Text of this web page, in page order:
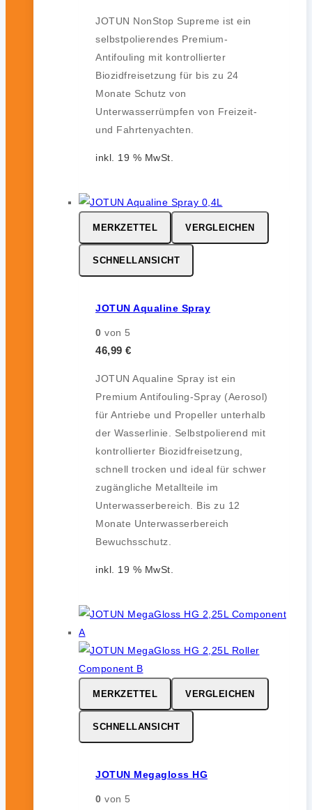
JOTUN NonStop Supreme ist ein
selbstpolierendes Premium-
Antifouling mit kontrollierter
Biozidfreisetzung für bis zu 24
Monate Schutz von
Unterwasserrümpfen von Freizeit-
und Fahrtenyachten.
inkl. 19 % MwSt.
MERKZETTEL VERGLEICHEN
SCHNELLANSICHT
JOTUN Aqualine Spray
0 von 5
46,99 €
JOTUN Aqualine Spray ist ein
Premium Antifouling-Spray (Aerosol)
für Antriebe und Propeller unterhalb
der Wasserlinie. Selbstpolierend mit
kontrollierter Biozidfreisetzung,
schnell trocken und ideal für schwer
zugängliche Metallteile im
Unterwasserbereich. Bis zu 12
Monate Unterwasserbereich
Bewuchsschutz.
inkl. 19 % MwSt.
MERKZETTEL VERGLEICHEN
SCHNELLANSICHT
JOTUN Megagloss HG
0 von 5